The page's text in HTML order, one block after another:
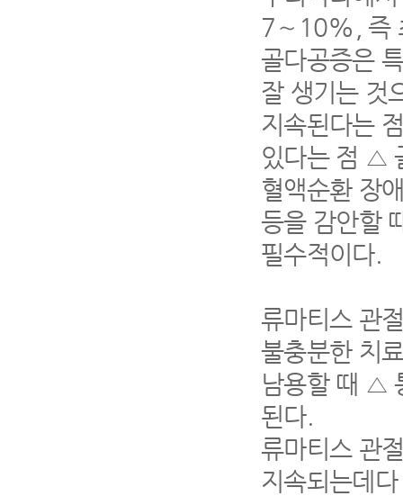
7∼10%, 즉
골다공증은
잘 생기는 것
지속된다는
있다는 점 △
혈액순환 장
등을 감안할
필수적이다.
류마티스 관
불충분한 치
남용할 때 △
된다.
류마티스 관
지속되는데